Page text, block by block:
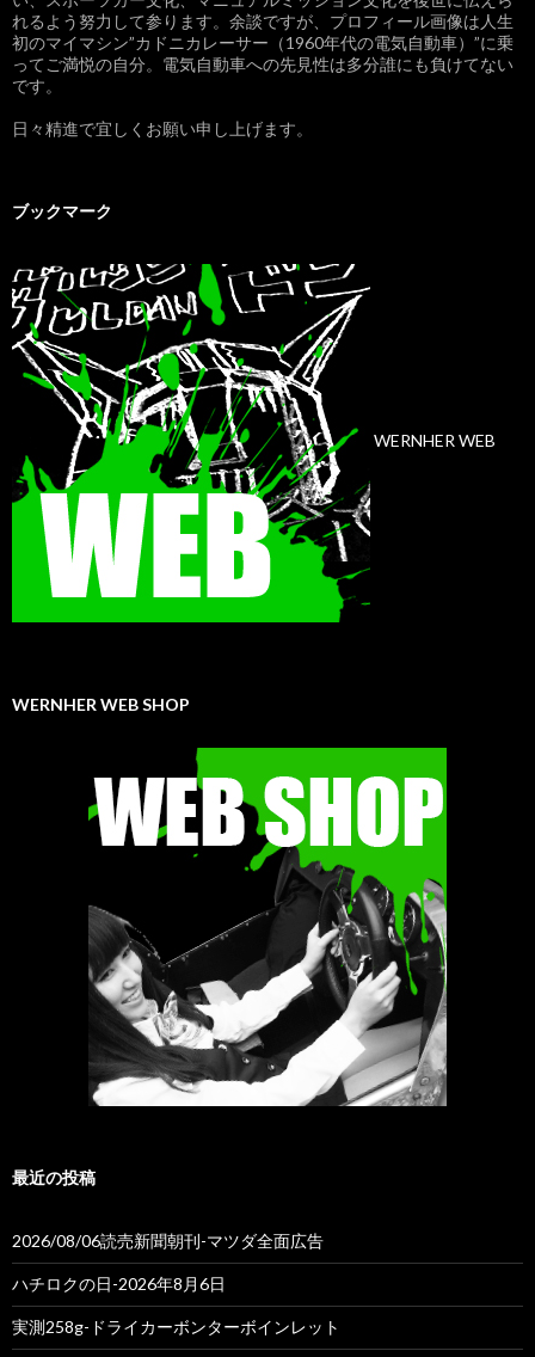
れるよう努力して参ります。余談ですが、プロフィール画像は人生
初のマイマシン”カドニカレーサー（1960年代の電気自動車）”に乗
ってご満悦の自分。電気自動車への先見性は多分誰にも負けてない
です。
日々精進で宜しくお願い申し上げます。
ブックマーク
WERNHER WEB
WERNHER WEB SHOP
最近の投稿
2026/08/06読売新聞朝刊-マツダ全面広告
ハチロクの日-2026年8月6日
実測258g-ドライカーボンターボインレット